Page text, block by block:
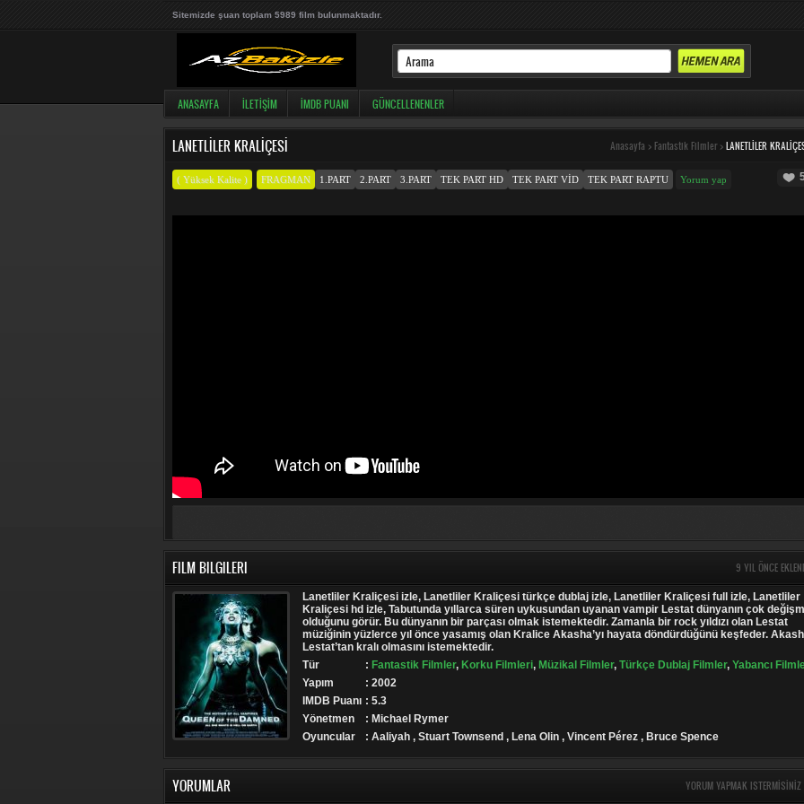
Sitemizde şuan toplam 5989 film bulunmaktadır.
ANASAYFA İLETIŞIM İMDB PUANI GÜNCELLENENLER
LANETLILER KRALIÇESI Anasayfa > Fantastik Filmler> LANETLILER
( Yüksek Kalite ) FRAGMAN 1.PART 2.PART 3.PART TEK PART HD TEK PART VID TEK PART RAPTU Yorum yap
FILM BILGILERI 9 YIL ÖNCE
Lanetliler Kraliçesi izle, Lanetliler Kraliçesi türkçe dublaj izle, Lanetliler Kraliçesi full izle, Lanetliler
Kraliçesi hd izle, Tabutunda yıllarca süren uykusundan uyanan vampir Lestat dünyanın çok
olduğunu görür. Bu dünyanın bir parçası olmak istemektedir. Zamanla bir rock yıldızı olan Lestat
müziğinin yüzlerce yıl önce yasamış olan Kralice Akasha’yı hayata döndürdüğünü keşfeder.
Lestat’tan kralı olmasını istemektedir.
Tür
: Fantastik Filmler, Korku Filmleri, Müzikal Filmler, Türkçe Dublaj Filmler, Yabancı
Yapım
: 2002
IMDB Puanı : 5.3
Yönetmen
: Michael Rymer
Oyuncular
: Aaliyah , Stuart Townsend , Lena Olin , Vincent Pérez , Bruce Spence
YORUMLAR YORUM YAPMAK